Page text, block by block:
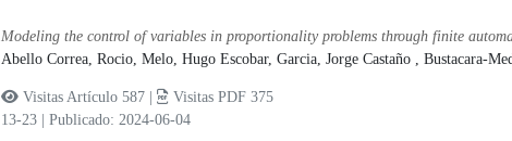
Modeling the control of variables in proportionality problems through finite
Abello Correa, Rocio, Melo, Hugo Escobar, Garcia, Jorge Castaño , Bustacara-
Visitas Artículo 587 |
Visitas PDF 375
13-23
Publicado: 2024-06-04